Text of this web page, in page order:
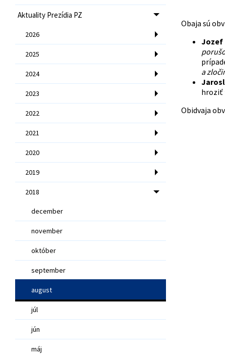
Aktuality Prezídia PZ
2026
2025
2024
2023
2022
2021
2020
2019
2018
december
november
október
september
august
júl
jún
máj
Obaja sú
Jozef
a
hroziť
Obidvaja